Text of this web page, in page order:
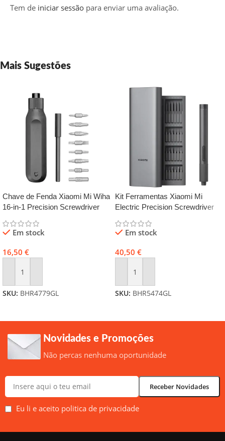
Tem de iniciar sessão para enviar uma avaliação.
Mais Sugestões
Chave de Fenda Xiaomi Mi Wiha
16-in-1 Precision Screwdriver
Em stock
16,50 €
Adicionar
SKU: BHR4779GL
Kit Ferramentas Xiaomi Mi
Electric Precision Screwdriver
Em stock
40,50 €
Adicionar
SKU: BHR5474GL
Novidades e Promoções
Não percas nenhuma oportunidade
Eu li e aceito politica de privacidade